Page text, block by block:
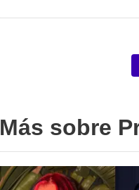
Más sobre